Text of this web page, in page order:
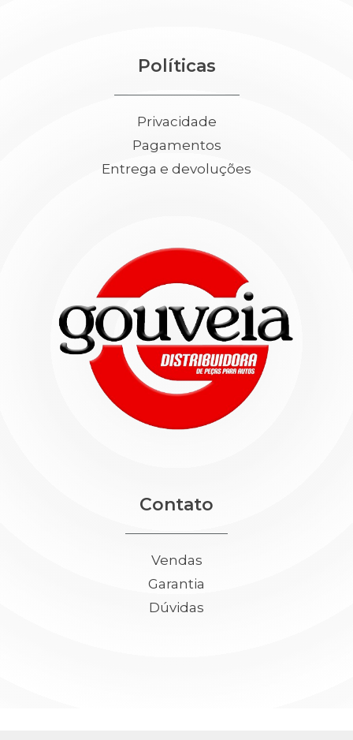
Políticas
Privacidade
Pagamentos
Entrega e devoluções
Contato
Vendas
Garantia
Dúvidas